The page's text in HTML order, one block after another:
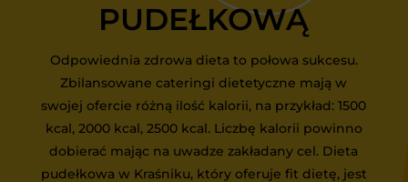
PUDEŁKOWĄ
Odpowiednia zdrowa dieta to połowa sukcesu.
Zbilansowane cateringi dietetyczne mają w
swojej ofercie różną ilość kalorii, na przykład: 1500
kcal, 2000 kcal, 2500 kcal. Liczbę kalorii powinno
dobierać mając na uwadze zakładany cel. Dieta
pudełkowa w Kraśniku, który oferuje fit dietę, jest